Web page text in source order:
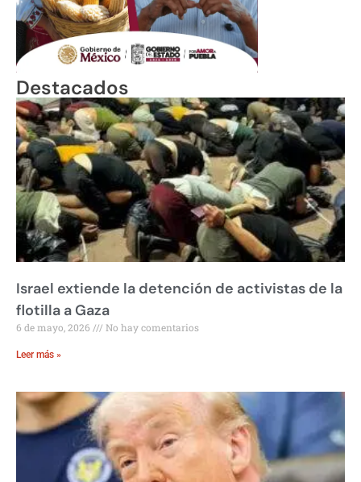
Destacados
Israel extiende la detención de activistas de la
flotilla a Gaza
6 de mayo, 2026 No hay comentarios
Leer más »